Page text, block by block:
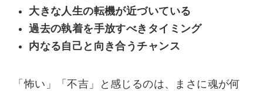
大きな人生の転機が近づいている
過去の執着を手放すべきタイミング
内なる自己と向き合うチャンス
「怖い」「不吉」と感じるのは、まさに魂が何